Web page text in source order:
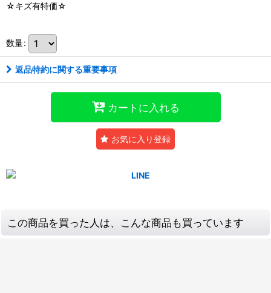
☆キズ有特価☆
数量:
返品特約に関する重要事項
カートに入れる
お気に入り登録
この商品を買った人は、こんな商品も買っています